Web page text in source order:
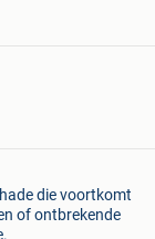
die voortkomt
of ontbrekende